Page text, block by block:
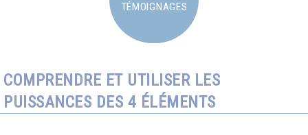
TÉMOIGNAGES
COMPRENDRE ET UTILISER LES
PUISSANCES DES 4 ÉLÉMENTS